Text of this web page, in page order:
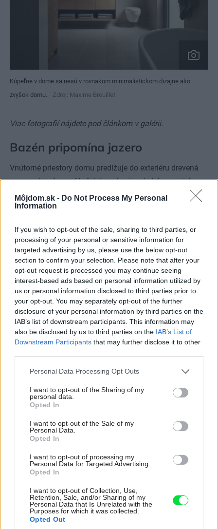
Môjdom.sk - Do Not Process My Personal
Information
If you wish to opt-out of the sale, sharing to third parties, or
processing of your personal or sensitive information for
targeted advertising by us, please use the below opt-out
section to confirm your selection. Please note that after your
opt-out request is processed you may continue seeing
interest-based ads based on personal information utilized by
us or personal information disclosed to third parties prior to
your opt-out. You may separately opt-out of the further
disclosure of your personal information by third parties on the
IAB’s list of downstream participants. This information may
also be disclosed by us to third parties on the IAB’s List of
Downstream Participants that may further disclose it to other
Please note that this website/app uses one or more Google
not limited to your visit or usage behaviour. You may click to
grant or deny consent to Google and its third-party tags to
use your data for below specified purposes in below Google
consent section.
Personal Data Processing Opt Outs
I want to opt-out of the Sharing of my
personal data.
Opted In
I want to opt-out of the Sale of my
Personal Data.
Opted In
I want to opt-out of processing my
Personal Data for Targeted Advertising.
Opted In
I want to opt-out of Collection, Use,
Retention, Sale, and/or Sharing of my
Personal Data that Is Unrelated with the
Purposes for which it was collected.
Opted Out
Kúpeľne v dome sa nesú v rovnakom minimalistickom dizajne ako
zvyšok domu.
Zdroj: Maxime Brouillet
Viac fotografií nájdete pod článkom v galérii.
Bazén pripomína jazero
Vnútorné priestory domu predlžuje do exteriéru drevená
terasa s bazénom. Neďaleko od nej pod obývacou izbou
si obyvatelia zriadili malé ohnisko s posedením a
výhľadom na jazero. Dláždené chodníčky okolo domu
prírody delia len malé, udržiavané trávnaté plochy.
Prečítajte si tiež
Ideálne víkendové miesto pre
rodinu s tínedžermi: Jednoduchá
stavba narúša predstavy, ako
má vyzerať chata v lese
priniesla doprava stavebného materiálu, predovšetkým
konštrukčných prvkov, betónu a okien. Jedinou stavebnou
realizáciou v celom šírom okolí je azda len drevené mólo
pre kotvenie člnov.
Aj napriek výzvam a divokému prostrediu však celý
projekt domu pôsobí uvoľnene a
individuálne poňatých zákutí.